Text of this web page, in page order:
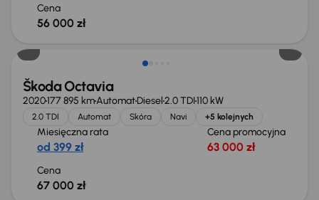
Cena
56 000 zł
Škoda Octavia
2020177 895 kmAutomatDiesel2.0 TDI110 kW
2.0 TDI Automat Skóra Navi +5 kolejnych
Miesięczna rata
od 399 zł
Cena promocyjna
63 000 zł
Cena
67 000 zł